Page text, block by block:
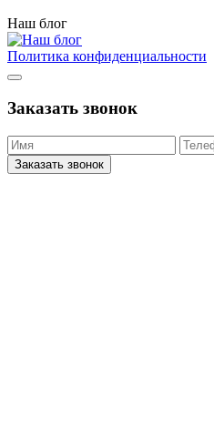
Наш блог
Политика конфиденциальности
Заказать звонок
Заказать звонок